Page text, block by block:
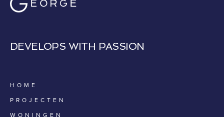
DEVELOPS WITH PASSION
HOME
PROJECTEN
WONINGEN